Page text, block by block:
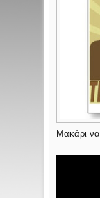
Μακάρι